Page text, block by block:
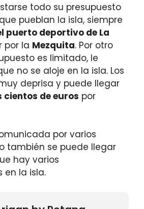
todo su presupuesto
pueblan la isla, siempre
puerto deportivo de La
por la Mezquita. Por otro
es limitado, le
no se aloje en la isla. Los
deprisa y puede llegar
de euros por
por varios
también se puede llegar
hay varios
en la isla.